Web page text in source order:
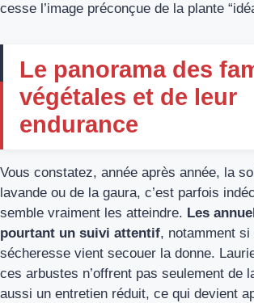
cesse l’image préconçue de la plante
Le panorama des
végétales et de leur
endurance
Vous constatez, année après année, la
lavande ou de la gaura, c’est parfois
semble vraiment les atteindre. Les
pourtant un suivi attentif, notamment si
sécheresse vient secouer la donne.
ces arbustes n’offrent pas seulement de
aussi un entretien réduit, ce qui devient